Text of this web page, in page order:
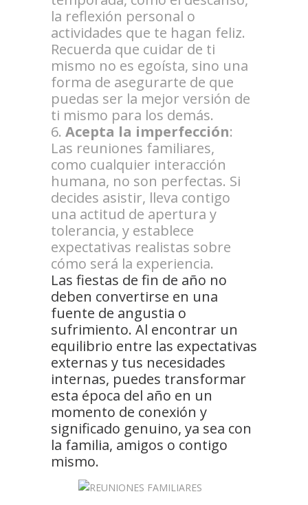
la reflexión personal o
actividades que te hagan feliz.
Recuerda que cuidar de ti
mismo no es egoísta, sino una
forma de asegurarte de que
puedas ser la mejor versión de
ti mismo para los demás.
Acepta la imperfección:
Las reuniones familiares,
como cualquier interacción
humana, no son perfectas. Si
decides asistir, lleva contigo
una actitud de apertura y
tolerancia, y establece
expectativas realistas sobre
cómo será la experiencia.
Las fiestas de fin de año no
deben convertirse en una
fuente de angustia o
sufrimiento. Al encontrar un
equilibrio entre las expectativas
externas y tus necesidades
internas, puedes transformar
esta época del año en un
momento de conexión y
significado genuino, ya sea con
la familia, amigos o contigo
mismo.